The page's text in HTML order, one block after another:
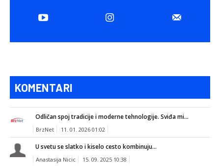
KOMENTARI
Odličan spoj tradicije i moderne tehnologije. Sviđa mi...
BrzNet 11. 01. 2026 01:02
U svetu se slatko i kiselo cesto kombinuju...
Anastasija Nicic 15. 09. 2025 10:38